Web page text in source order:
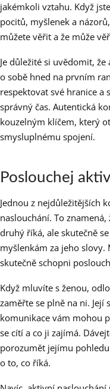
jakémkoli vztahu. Když
pocitů, myšlenek a
můžete věřit a že může
Je důležité si uvědomit,
o sobě hned na prvním
respektovat své hranice a
správný čas. Autentická
kouzelným klíčem, který
smysluplnému spojení.
Poslouchej
Jednou z nejdůležitějších
naslouchání. To
druhý říká, ale skutečně
myšlenkám za jeho slovy.
skutečně schopni
Když mluvíte s ženou,
zaměřte se plně na ni.
komunikace vám mohou
se cítí a co ji zajímá.
porozumět jejímu
o to, co říká.